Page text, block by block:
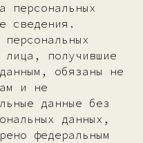
персональных
сведения.
получившие
обязаны не
и не
данные без
данных,
федеральным